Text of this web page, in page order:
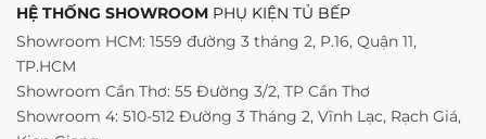
HỆ THỐNG SHOWROOM PHỤ KIỆN TỦ BẾP
Showroom HCM: 1559 đường 3 tháng 2, P.16, Quận 11,
TP.HCM
Showroom Cần Thơ: 55 Đường 3/2, TP Cần Thơ
Showroom 4: 510-512 Đường 3 Tháng 2, Vĩnh Lạc, Rạch Giá,